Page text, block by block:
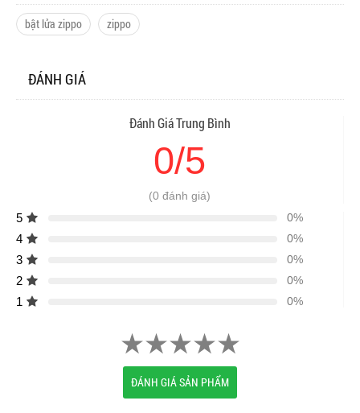
bật lửa zippo zippo
ĐÁNH GIÁ
Đánh Giá Trung Bình
0/5
(0 đánh giá)
5 0%
4 0%
3 0%
2 0%
1 0%
ĐÁNH GIÁ SẢN PHẨM